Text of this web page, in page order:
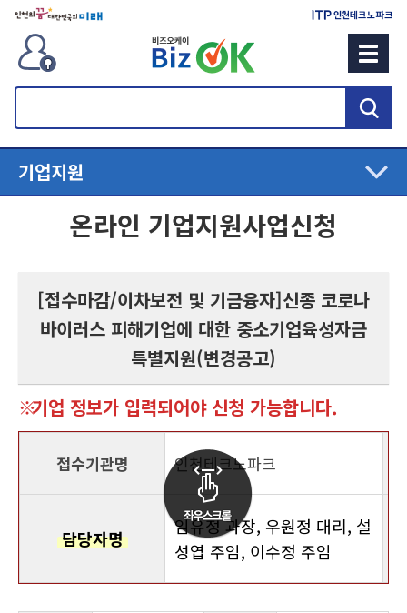
검
기업지원
온라인 기업지원사업신청
[접수마감/이차보전 및 기금융자]신종 코로나
바이러스 피해기업에 대한 중소기업육성자금
특별지원(변경공고)
기업 정보가 입력되어야 신청 가능합니다.
접수기관명 인천테크노파크
담당자명
임유정 과장, 우원정 대리, 설
성엽 주임, 이수정 주임